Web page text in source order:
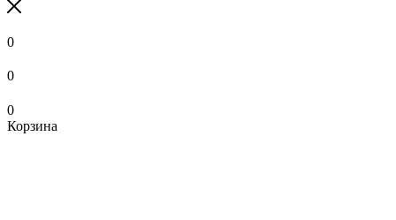
0
0
0
Корзина